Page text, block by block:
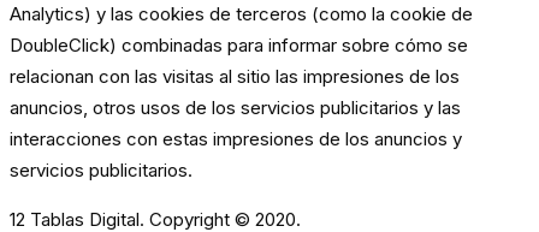
Analytics) y las cookies de terceros (como la cookie de
DoubleClick) combinadas para informar sobre cómo se
relacionan con las visitas al sitio las impresiones de los
anuncios, otros usos de los servicios publicitarios y las
interacciones con estas impresiones de los anuncios y
servicios publicitarios.
12 Tablas Digital. Copyright © 2020.